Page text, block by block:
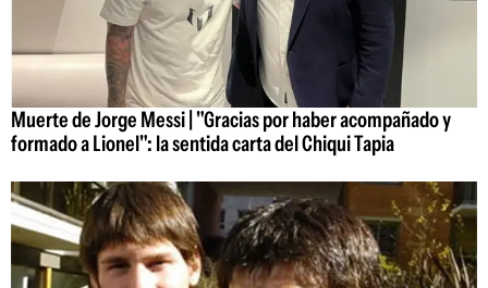
Muerte de Jorge Messi | "Gracias por haber acompañado y
formado a Lionel": la sentida carta del Chiqui Tapia